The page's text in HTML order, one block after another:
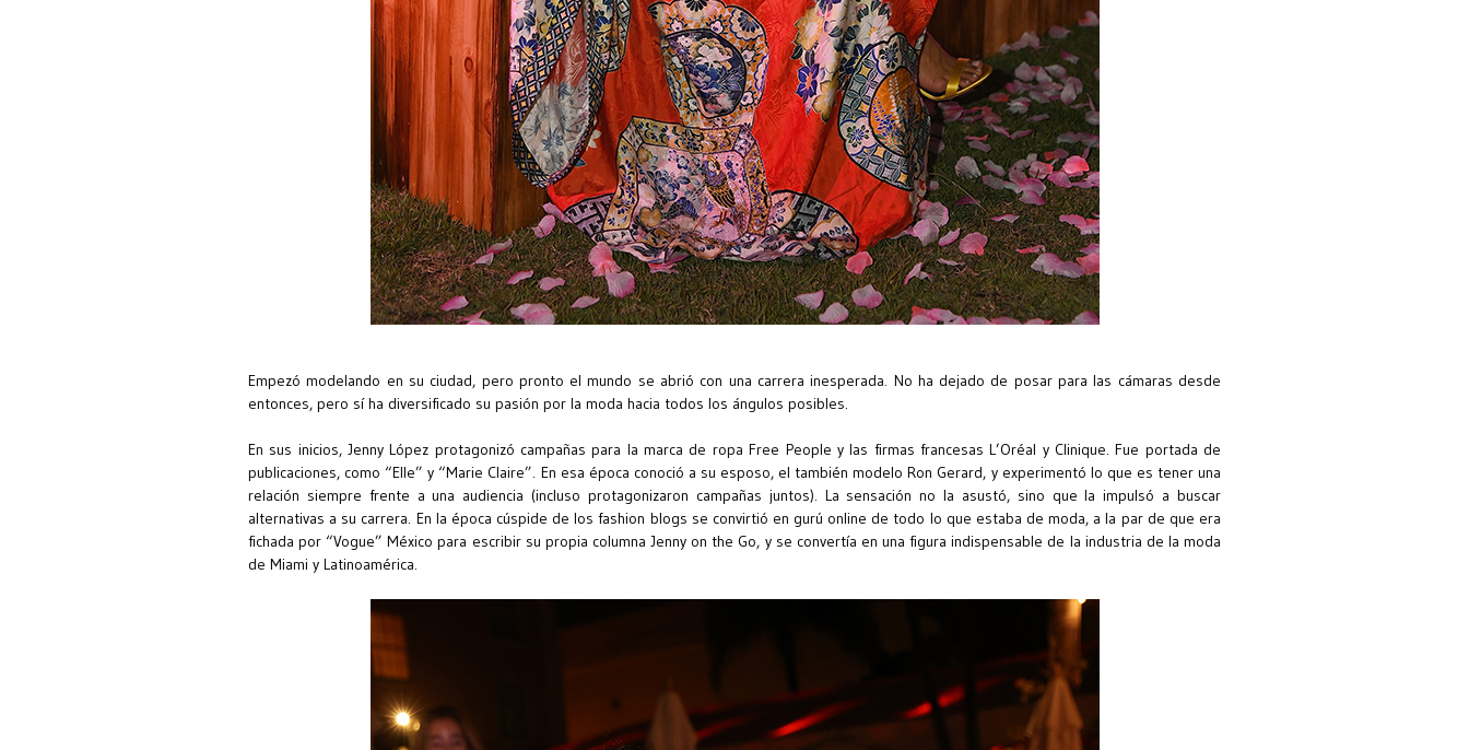
Empezó modelando en su ciudad, pero pronto el mundo se abrió con una carrera inesperada. No ha dejado de posar para las cámaras desde
entonces, pero sí ha diversificado su pasión por la moda hacia todos los ángulos posibles.
En sus inicios, Jenny López protagonizó campañas para la marca de ropa Free People y las firmas francesas L’Oréal y Clinique. Fue portada de
publicaciones, como “Elle” y “Marie Claire”. En esa época conoció a su esposo, el también modelo Ron Gerard, y experimentó lo que es tener una
relación siempre frente a una audiencia (incluso protagonizaron campañas juntos). La sensación no la asustó, sino que la impulsó a buscar
alternativas a su carrera. En la época cúspide de los fashion blogs se convirtió en gurú online de todo lo que estaba de moda, a la par de que era
fichada por “Vogue” México para escribir su propia columna Jenny on the Go, y se convertía en una figura indispensable de la industria de la moda
de Miami y Latinoamérica.